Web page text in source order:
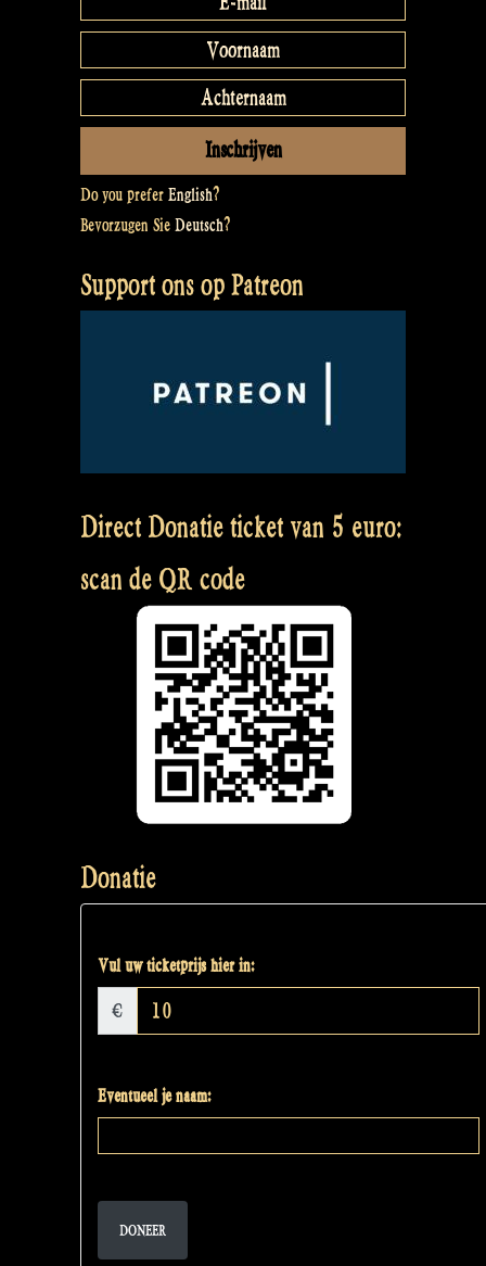
Do you prefer English?
Bevorzugen Sie Deutsch?
Support ons op Patreon
Direct Donatie ticket van 5 euro:
scan de QR code
Donatie
Vul uw ticketprijs hier in:
€
Eventueel je naam:
DONEER